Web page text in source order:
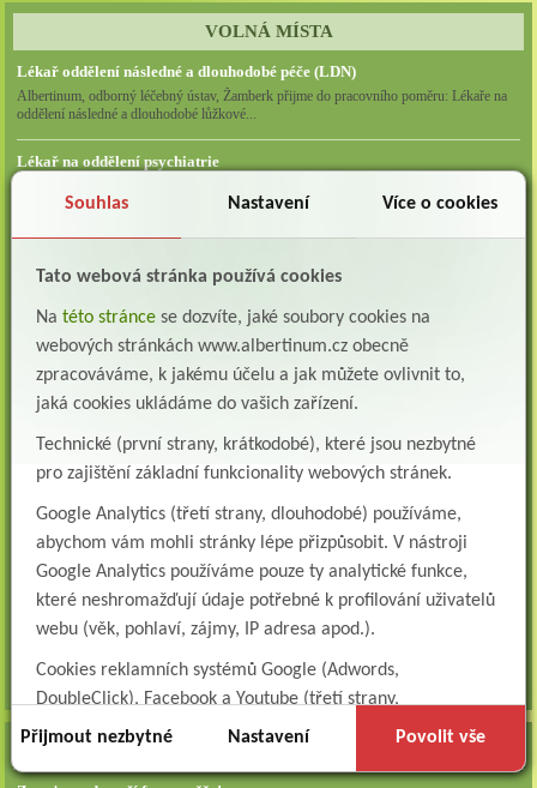
VOLNÁ MÍSTA
Lékař oddělení následné a dlouhodobé péče (LDN)
Albertinum, odborný léčebný ústav, Žamberk přijme do pracovního poměru: Lékaře na
oddělení následné a dlouhodobé lůžkové...
Lékař na oddělení psychiatrie
oddělení psychiatrie ...
Albertinum, odborný léčebný ústav, Žamberk přijme do pracovního poměru: Lékaře na
Všeobecná/praktická sestra na LDN
Přidejte se k nám Do našeho týmu přijmeme všeobecnou nebo praktickou sestru na
lůžkové oddělení následné a dlouhodobé pé...
Všeobecná sestra na plicní oddělení
Albertinum, odborný léčebný ústav, přijme do pracovního poměru: VŠEOBECNÁ
SESTRA na oddělení pneumologie a ftizeologiePr...
Logoped/klinický logoped
Albertinum, OLÚ, Žamberk přijme
KLINICKÉHO LOGOPEDA Nab...
Ergoterapeut/ka
Albertinum, odborný léčebný ústav, přijme do pracovního
všechna volná místa »
Souhlas Nastavení Více o cookies
Tato webová stránka používá cookies
Na této stránce se dozvíte, jaké soubory cookies na
webových stránkách www.albertinum.cz obecně
zpracováváme, k jakému účelu a jak můžete ovlivnit to,
jaká cookies ukládáme do vašich zařízení.
Technické (první strany, krátkodobé), které jsou nezbytné
pro zajištění základní funkcionality webových stránek.
Google Analytics (třetí strany, dlouhodobé) používáme,
abychom vám mohli stránky lépe přizpůsobit. V nástroji
Google Analytics používáme pouze ty analytické funkce,
které neshromažďují údaje potřebné k profilování uživatelů
webu (věk, pohlaví, zájmy, IP adresa apod.).
Cookies reklamních systémů Google (Adwords,
DoubleClick), Facebook a Youtube (třetí strany,
dlouhodobé). Tyto
cookiesslouží k marketingovému
Přijmout nezbytné Nastavení Povolit vše